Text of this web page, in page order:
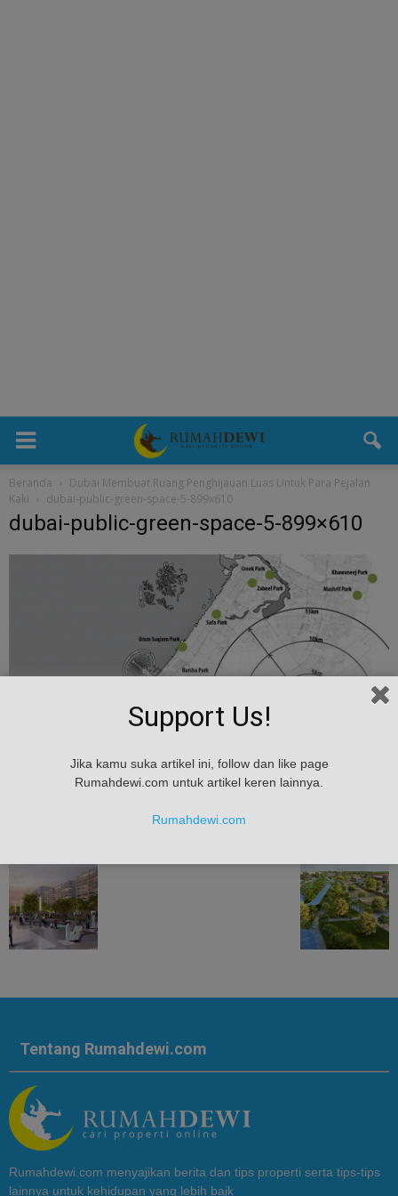
Beranda
Dubai Membuat Ruang Penghijauan Luas Untuk Para Pejalan
Kaki
dubai-public-green-space-5-899x610
dubai-public-green-space-5-899×610
Tentang Rumahdewi.com
Rumahdewi.com menyajikan berita dan tips properti serta tips-tips
lainnya untuk kehidupan yang lebih baik
Support Us!
Jika kamu suka artikel ini, follow dan like page
Rumahdewi.com untuk artikel keren lainnya.
Rumahdewi.com